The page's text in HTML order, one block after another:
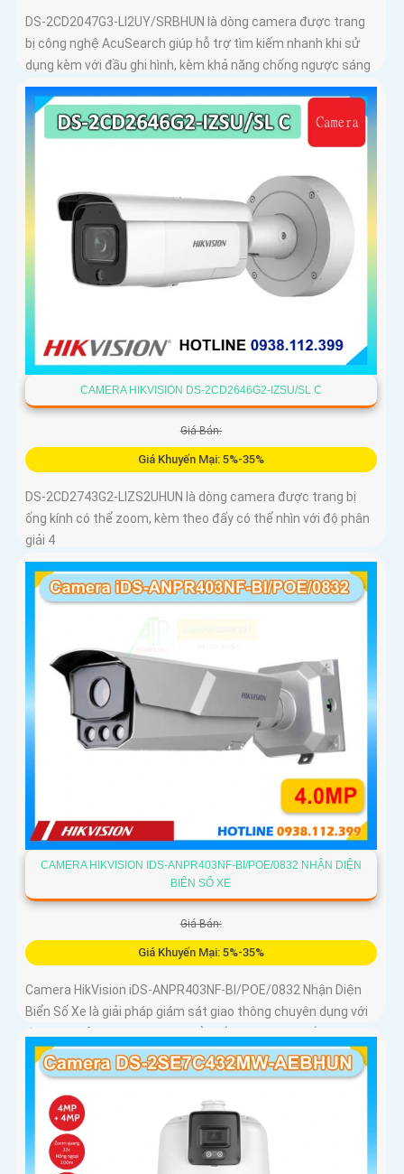
DS-2CD2047G3-LI2UY/SRBHUN là dòng camera được trang
bị công nghệ AcuSearch giúp hỗ trợ tìm kiếm nhanh khi sử
dụng kèm với đầu ghi hình, kèm khả năng chống ngược sáng
WDR 130dB, trang bị micro kép và loa hỗ trợ đàm thoại 2
chiều, ống kính 4
CAMERA HIKVISION DS-2CD2646G2-IZSU/SL C
Giá Bán:
Giá Khuyến Mại: 5%-35%
DS-2CD2743G2-LIZS2UHUN là dòng camera được trang bị
ống kính có thể zoom, kèm theo đấy có thể nhìn với độ phân
giải 4
CAMERA HIKVISION IDS-ANPR403NF-BI/POE/0832 NHẬN DIỆN
BIỂN SỐ XE
Giá Bán:
Giá Khuyến Mại: 5%-35%
Camera HikVision iDS-ANPR403NF-BI/POE/0832 Nhận Diện
Biển Số Xe là giải pháp giám sát giao thông chuyên dụng với
độ phân giải 4MP nhận diện biển số phương tiện tốc độ từ 5
đến 120km/h cảm biến 1/1